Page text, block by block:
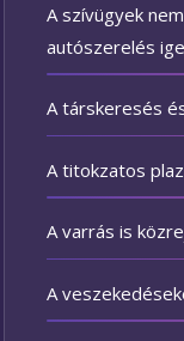
A szívügyek
autószerelés
A társkeresés
A titokzatos
A varrás is
A